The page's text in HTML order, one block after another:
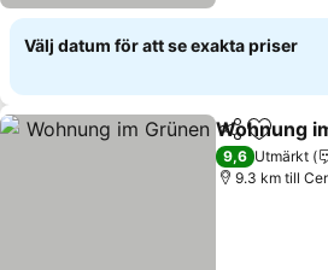
Välj datum för att se exakta priser
Dela Lägg
Wohnung
9,6 Utmärkt
9.3 km till